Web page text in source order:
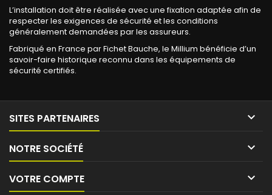
L’installation doit être réalisée avec une fixation adaptée afin de
respecter les exigences de sécurité et les conditions
généralement demandées par les assureurs.
Fabriqué en France par Fichet Bauche, le Millium bénéficie d’un
savoir-faire historique reconnu dans les équipements de
sécurité certifiés.
SITES PARTENAIRES 
NOTRE SOCIÉTÉ 
VOTRE COMPTE 